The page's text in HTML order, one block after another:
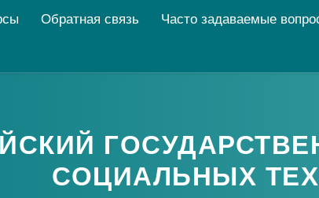
Обратная связь Часто задаваемые
СОЦИАЛЬНЫХ